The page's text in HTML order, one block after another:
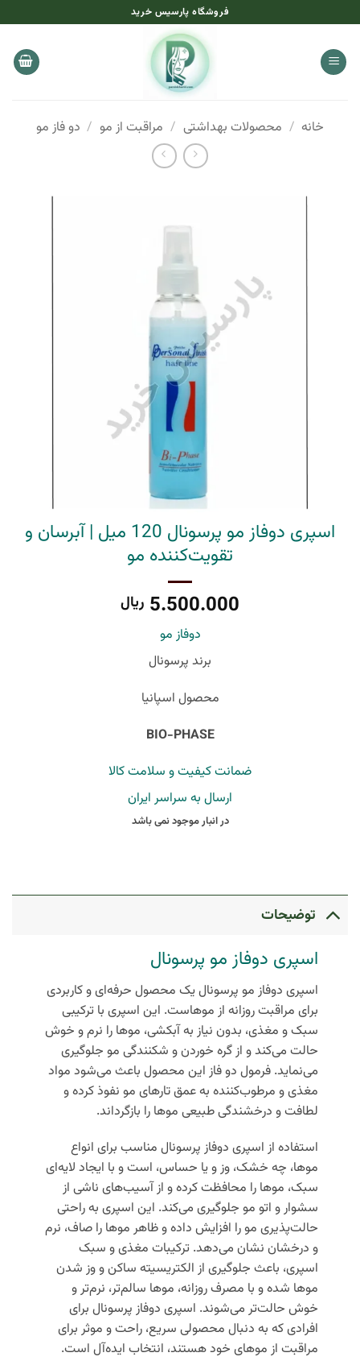
to
content
فروشگاه پارسیس خرید
خانه / محصولات بهداشتی / مراقبت از مو / دو فاز مو
اسپری دوفاز مو پرسونال 120 میل | آبرسان و
تقویت‌کننده مو
5.500.000 ریال
دوفاز مو
برند پرسونال
محصول اسپانیا
BIO-PHASE
ضمانت کیفیت و سلامت کالا
ارسال به سراسر ایران
در انبار موجود نمی باشد
توضیحات
اسپری دوفاز مو پرسونال
اسپری دوفاز مو پرسونال یک محصول حرفه‌ای و کاربردی
برای مراقبت روزانه از موهاست. این اسپری با ترکیبی
سبک و مغذی، بدون نیاز به آبکشی، موها را نرم و خوش
حالت می‌کند و از گره خوردن و شکنندگی مو جلوگیری
می‌نماید. فرمول دو فاز این محصول باعث می‌شود مواد
مغذی و مرطوب‌کننده به عمق تارهای مو نفوذ کرده و
لطافت و درخشندگی طبیعی موها را بازگرداند.
استفاده از اسپری دوفاز پرسونال مناسب برای انواع
موها، چه خشک، وز و یا حساس، است و با ایجاد لایه‌ای
سبک، موها را محافظت کرده و از آسیب‌های ناشی از
سشوار و اتو مو جلوگیری می‌کند. این اسپری به راحتی
حالت‌پذیری مو را افزایش داده و ظاهر موها را صاف، نرم
و درخشان نشان می‌دهد. ترکیبات مغذی و سبک
اسپری، باعث جلوگیری از الکتریسیته ساکن و وز شدن
موها شده و با مصرف روزانه، موها سالم‌تر، نرم‌تر و
خوش حالت‌تر می‌شوند. اسپری دوفاز پرسونال برای
افرادی که به دنبال محصولی سریع، راحت و موثر برای
مراقبت از موهای خود هستند، انتخاب ایده‌آل است.